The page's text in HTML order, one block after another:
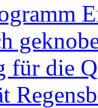
für die